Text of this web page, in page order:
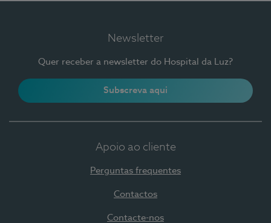
Newsletter
Quer receber a newsletter do Hospital da Luz?
Subscreva aqui
Apoio ao cliente
Perguntas frequentes
Contactos
Contacte-nos